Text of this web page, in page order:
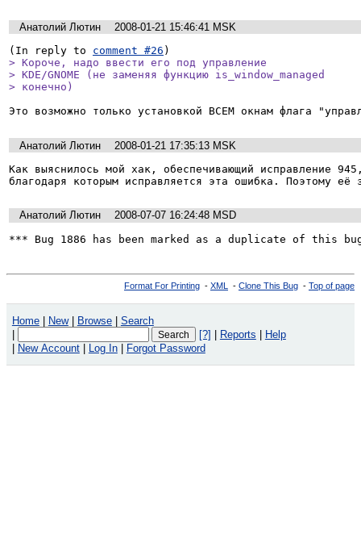
Анатолий Лютин
2008-01-21 15:46:41 MSK
(In reply to comment #26
> Короче, надо ввести его под управление
> KDE/GNOME (не заменяя функцию is_window_managed
> конечно)
Анатолий Лютин
2008-01-21 17:35:13 MSK
Как выяснилось мой хак, обеспечивающий исправление
благодаря которым исправляется эта ошибка. Поэтому её
Анатолий Лютин
2008-07-07 16:24:48 MSD
*** Bug 1886 has been marked as a duplicate of this
Format For Printing - XML - Clone This Bug - Top of page
Home New Browse
Search
[?] Reports
Help
New Account Log In Forgot Password